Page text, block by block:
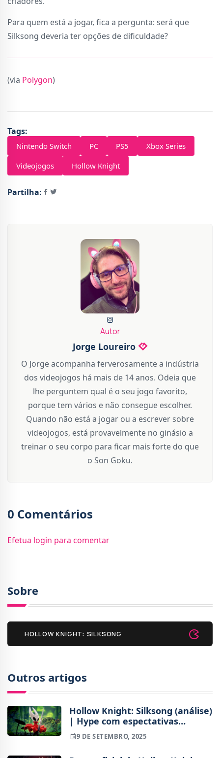
Para quem está a jogar, fica a pergunta: será que
Silksong deveria ter opções de dificuldade?
(via Polygon)
Tags:
Nintendo Switch PC PS5
Xbox Series
Videojogos
Hollow Knight
Partilha:
Autor
Jorge Loureiro
O Jorge acompanha ferverosamente a indústria
dos videojogos há mais de 14 anos. Odeia que
lhe perguntem qual é o seu jogo favorito,
porque tem vários e não consegue escolher.
Quando não está a jogar ou a escrever sobre
videojogos, está provavelmente no ginásio a
treinar o seu corpo para ficar mais forte do que
o Son Goku.
0 Comentários
Efetua login para comentar
Sobre
HOLLOW KNIGHT: SILKSONG
Outros artigos
Hollow Knight: Silksong (análise)
| Hype com espectativas
correspondidas
9 DE SETEMBRO, 2025